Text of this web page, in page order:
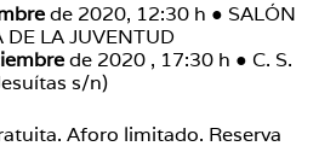
de 2020, 12:30 h ● SALÓN
DE LA JUVENTUD
de 2020 , 17:30 h ● C. S.
s/n)
Aforo limitado. Reserva